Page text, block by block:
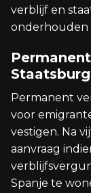
verblijf en
onderhouden
Permanent
voor
vestigen. Na
aanvraag
Spanje te